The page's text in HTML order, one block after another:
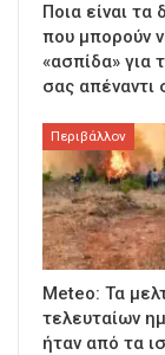
Ποια είναι τα
που μπορούν
«ασπίδα» για
σας απέναντι
Περιβάλλον
Meteo: Τα
τελευταίων
ήταν από τα